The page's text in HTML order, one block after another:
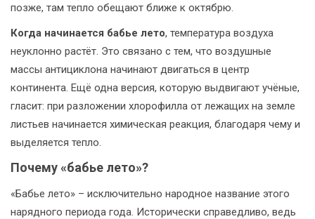
позже, там тепло обещают ближе к октябрю.
Когда начинается бабье лето, температура воздуха
неуклонно растёт. Это связано с тем, что воздушные
массы антициклона начинают двигаться в центр
континента. Ещё одна версия, которую выдвигают учёные,
гласит: при разложении хлорофилла от лежащих на земле
листьев начинается химическая реакция, благодаря чему и
выделяется тепло.
Почему «бабье лето»?
«Бабье лето» – исключительно народное название этого
нарядного периода года. Исторически справедливо, ведь